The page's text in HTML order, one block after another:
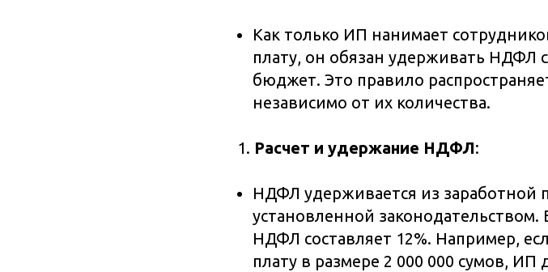
Как только ИП нанимает
плату, он обязан удерживать НДФЛ
бюджет. Это правило
независимо от их количества.
Расчет и удержание НДФЛ:
НДФЛ удерживается из заработной
установленной законодательством.
НДФЛ составляет 12%. Например,
плату в размере 2 000 000 сумов,